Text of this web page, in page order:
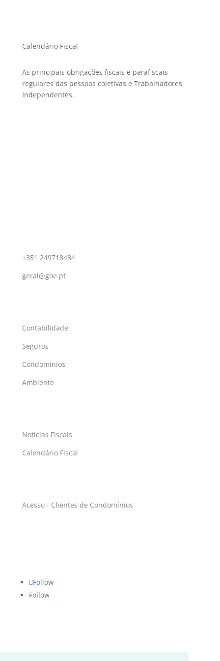
Calendário Fiscal
As principais obrigações fiscais e parafiscais
regulares das pessoas coletivas e Trabalhadores
Independentes.
+351 249718484
geral@goe.pt
Contabilidade
Seguros
Condomínios
Ambiente
Notícias Fiscais
Calendário Fiscal
Acesso - Clientes de Condomínios
Follow
Follow